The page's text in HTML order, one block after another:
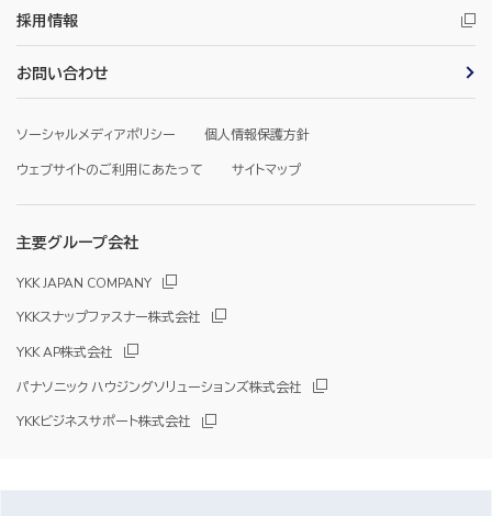
採用情報
お問い合わせ
ソーシャルメディアポリシー
個人情報保護方針
ウェブサイトのご利用にあたって
サイトマップ
主要グループ会社
YKK JAPAN COMPANY
YKKスナップファスナー株式会社
YKK AP株式会社
パナソニック ハウジングソリューションズ株式会社
YKKビジネスサポート株式会社